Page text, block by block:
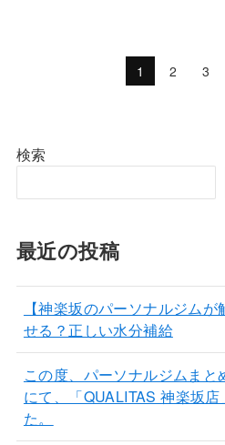
1 2 3
検索
最近の投稿
【神楽坂のパーソナルジム
せる？正しい水分補給
この度、パーソナルジムま
にて、「QUALITAS 神楽坂
た。